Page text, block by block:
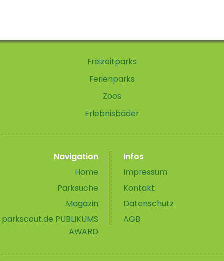
Freizeitparks
Ferienparks
Zoos
Erlebnisbäder
Navigation
Home
Parksuche
Magazin
parkscout.de PUBLIKUMS
AWARD
Infos
Impressum
Kontakt
Datenschutz
AGB